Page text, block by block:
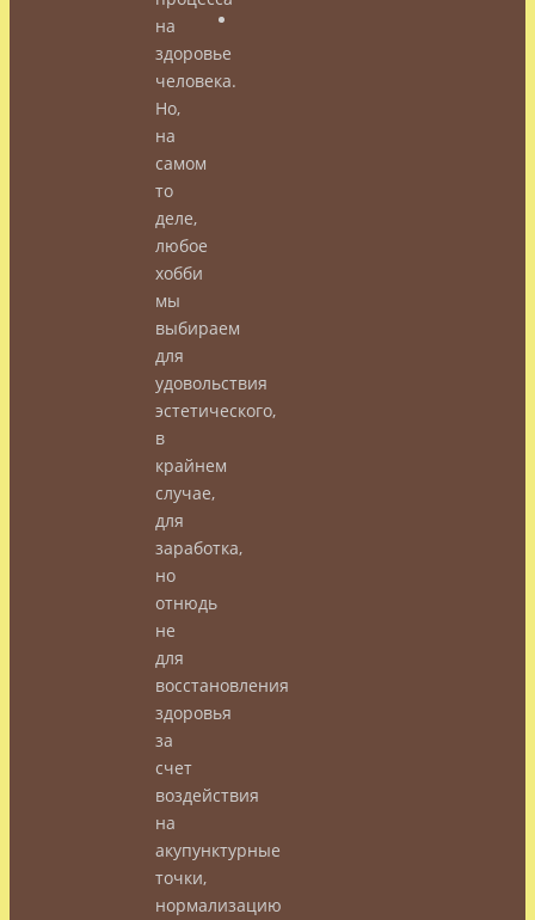
на
здоровье
человека.
Но,
на
самом
то
деле,
любое
хобби
мы
выбираем
для
удовольствия
эстетического,
в
крайнем
случае,
для
заработка,
но
отнюдь
не
для
восстановления
здоровья
за
счет
воздействия
на
акупунктурные
точки,
нормализацию